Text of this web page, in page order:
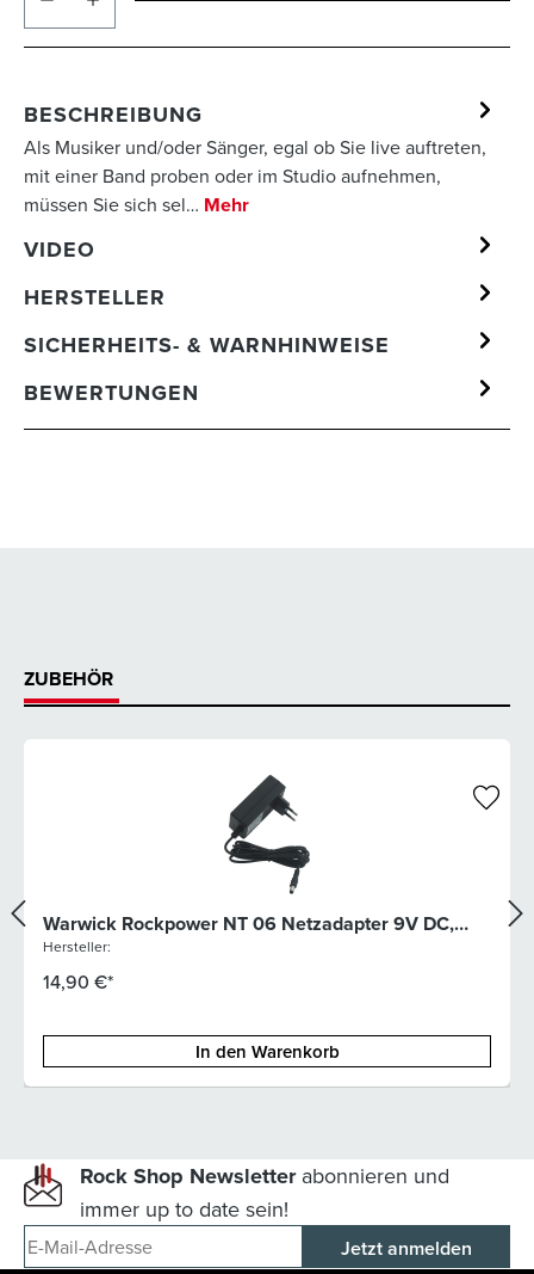
BESCHREIBUNG
Als Musiker und/oder Sänger, egal ob Sie live auftreten,
mit einer Band proben oder im Studio aufnehmen,
müssen Sie sich sel… Mehr
VIDEO
HERSTELLER
SICHERHEITS- & WARNHINWEISE
BEWERTUNGEN
ZUBEHÖR
Warwick Rockpower NT 06 Netzadapter 9V DC,
2000 mA
Hersteller:
14,90 €*
In den Warenkorb
Rock Shop Newsletterabonnieren und
immer up to date sein!
E-Mail-Adresse